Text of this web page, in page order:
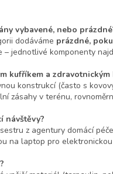
vybavené, nebo
dodáváme prázdné,
jednotlivé komponenty
kufříkem a zdravotnickým
konstrukcí (často s
zásahy v terénu,
návštěvy?
z agentury domácí
na laptop pro